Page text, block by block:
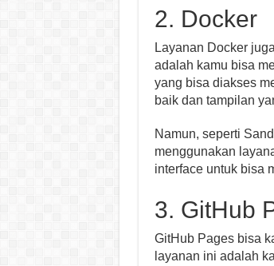
2. Docker
Layanan Docker
adalah kamu bisa
yang bisa diakses
baik dan tampilan
Namun, seperti
menggunakan
interface untuk bisa
3. GitHub
GitHub Pages bisa
layanan ini adalah